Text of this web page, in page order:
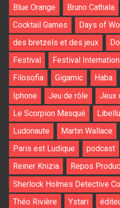
Blue Orange
Bruno Cathala
Cocktail Games
Days of
des bretzels et des jeux
Festival
Festival
Filosofia
Gigamic Haba
Iphone
Jeu de rôle Jeux
Le Scorpion Masqué
Ludonaute
Martin Wallace
Paris est Ludique
podcast
Reiner Knizia
Repos
Sherlock Holmes Detective
Théo Rivière
Ystari